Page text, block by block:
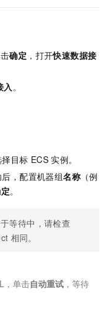
确定 ，打开快速数据接
入 。
择目标 ECS 实例。
后，配置机器组名称 （例
。
等待中，请检查
相同。
，单击自动重试 ，等待